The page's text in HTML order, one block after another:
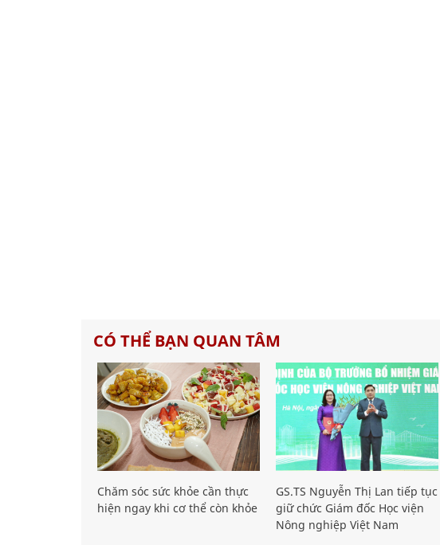
CÓ THỂ BẠN QUAN TÂM
Chăm sóc sức khỏe cần thực
hiện ngay khi cơ thể còn khỏe
GS.TS Nguyễn Thị Lan tiếp tục
giữ chức Giám đốc Học viện
Nông nghiệp Việt Nam